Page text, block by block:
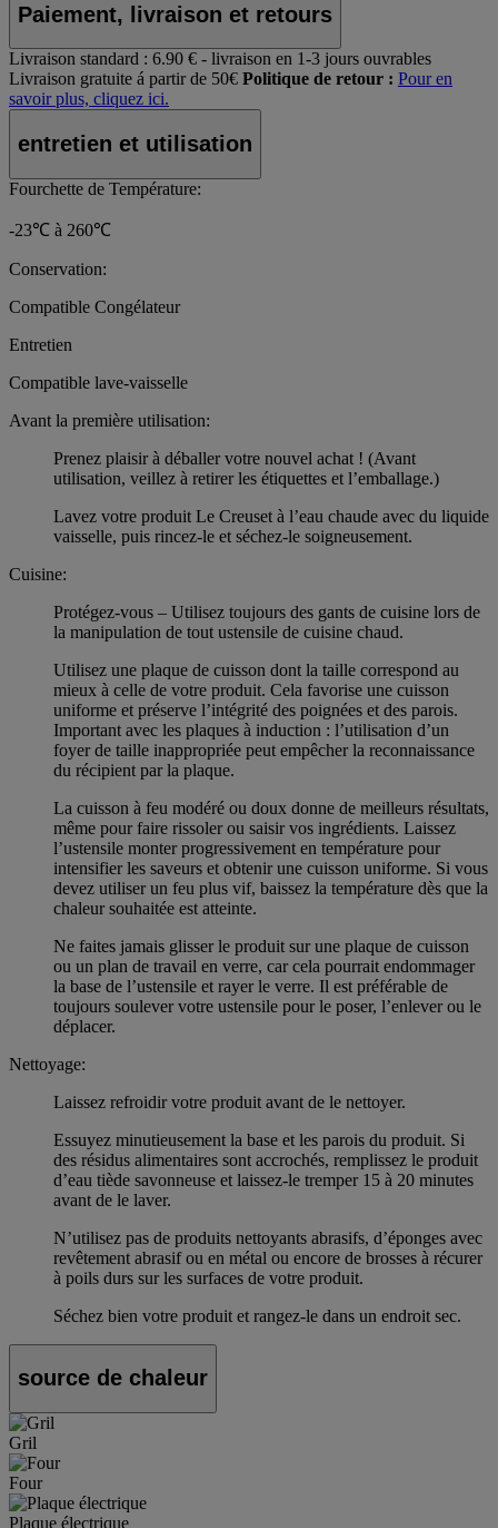
Paiement, livraison et retours
Livraison standard : 6.90 € - livraison en 1-3 jours ouvrables
Livraison gratuite á partir de 50€ Politique de retour : Pour en
savoir plus, cliquez ici.
entretien et utilisation
Fourchette de Température:
-23℃ à 260℃
Conservation:
Compatible Congélateur
Entretien
Compatible lave-vaisselle
Avant la première utilisation:
Prenez plaisir à déballer votre nouvel achat ! (Avant
utilisation, veillez à retirer les étiquettes et l’emballage.)
Lavez votre produit Le Creuset à l’eau chaude avec du liquide
vaisselle, puis rincez-le et séchez-le soigneusement.
Cuisine:
Protégez-vous – Utilisez toujours des gants de cuisine lors de
la manipulation de tout ustensile de cuisine chaud.
Utilisez une plaque de cuisson dont la taille correspond au
mieux à celle de votre produit. Cela favorise une cuisson
uniforme et préserve l’intégrité des poignées et des parois.
Important avec les plaques à induction : l’utilisation d’un
foyer de taille inappropriée peut empêcher la reconnaissance
du récipient par la plaque.
La cuisson à feu modéré ou doux donne de meilleurs résultats,
même pour faire rissoler ou saisir vos ingrédients. Laissez
l’ustensile monter progressivement en température pour
intensifier les saveurs et obtenir une cuisson uniforme. Si vous
devez utiliser un feu plus vif, baissez la température dès que la
chaleur souhaitée est atteinte.
Ne faites jamais glisser le produit sur une plaque de cuisson
ou un plan de travail en verre, car cela pourrait endommager
la base de l’ustensile et rayer le verre. Il est préférable de
toujours soulever votre ustensile pour le poser, l’enlever ou le
déplacer.
Nettoyage:
Laissez refroidir votre produit avant de le nettoyer.
Essuyez minutieusement la base et les parois du produit. Si
des résidus alimentaires sont accrochés, remplissez le produit
d’eau tiède savonneuse et laissez-le tremper 15 à 20 minutes
avant de le laver.
N’utilisez pas de produits nettoyants abrasifs, d’éponges avec
revêtement abrasif ou en métal ou encore de brosses à récurer
à poils durs sur les surfaces de votre produit.
Séchez bien votre produit et rangez-le dans un endroit sec.
source de chaleur
Gril
Four
Plaque électrique